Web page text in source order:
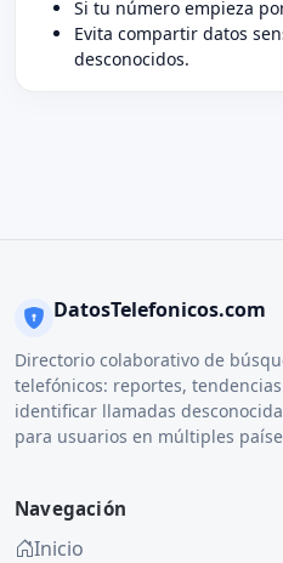
Si tu número empieza
Evita compartir datos
desconocidos.
DatosTelefonicos.com
Directorio colaborativo de
telefónicos: reportes,
identificar llamadas
para usuarios en múltiples
Navegación
Inicio